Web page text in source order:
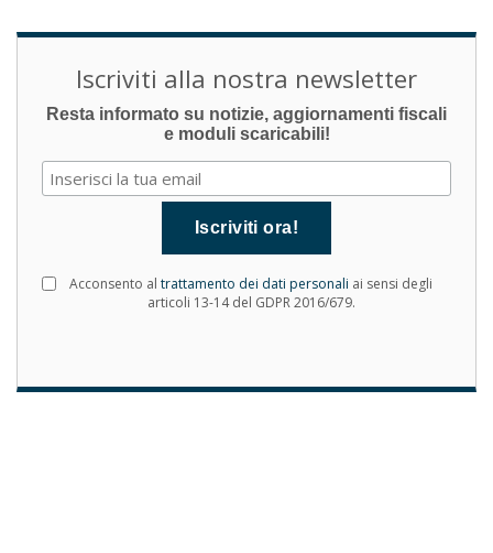
Iscriviti alla nostra newsletter
Resta informato su notizie, aggiornamenti fiscali
e moduli scaricabili!
Acconsento altrattamento dei dati personali ai sensi degli
articoli 13-14 del GDPR 2016/679.